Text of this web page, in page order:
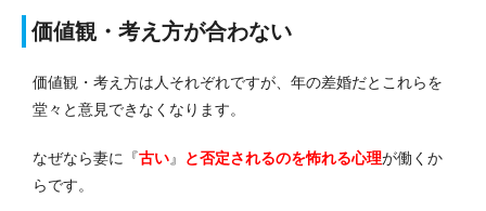
価値観・考え方が合わない
価値観・考え方は人それぞれですが、年の差婚だとこれらを
堂々と意見できなくなります。
なぜなら妻に『古い』 と否定されるのを怖れる心理が働くか
らです。